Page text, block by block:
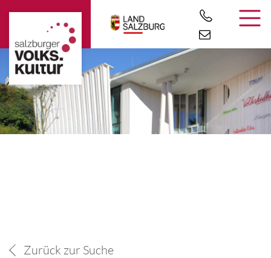
Zurück zur Suche